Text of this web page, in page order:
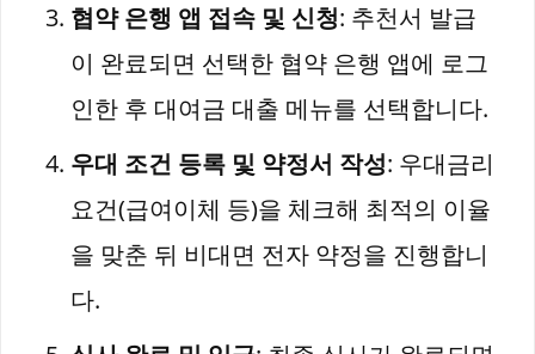
협약 은행 앱 접속 및 신청: 추천서 발급
이 완료되면 선택한 협약 은행 앱에 로그
인한 후 대여금 대출 메뉴를 선택합니다.
우대 조건 등록 및 약정서 작성: 우대금리
요건(급여이체 등)을 체크해 최적의 이율
을 맞춘 뒤 비대면 전자 약정을 진행합니
다.